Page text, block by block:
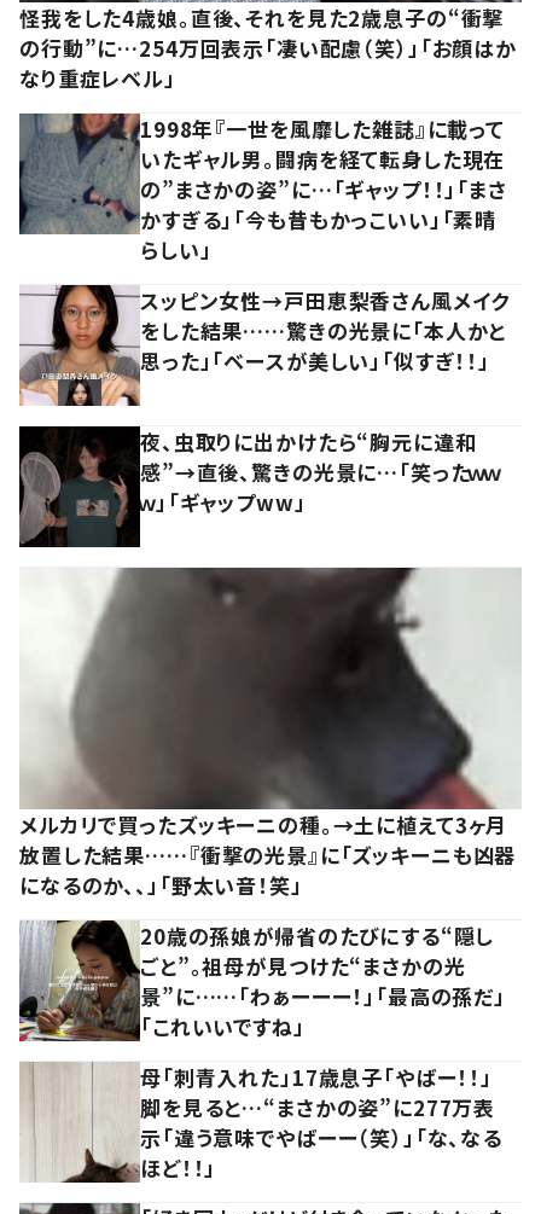
怪我をした4歳娘。直後、それを見た2歳息子の“衝撃
の行動”に…254万回表示「凄い配慮（笑）」「お顔はか
なり重症レベル」
1998年『一世を風靡した雑誌』に載って
いたギャル男。闘病を経て転身した現在
の”まさかの姿”に…「ギャップ！！」「まさ
かすぎる」「今も昔もかっこいい」「素晴
らしい」
スッピン女性→戸田恵梨香さん風メイク
をした結果……驚きの光景に「本人かと
思った」「ベースが美しい」「似すぎ！！」
夜、虫取りに出かけたら“胸元に違和
感”→直後、驚きの光景に…「笑ったｗｗ
ｗ」「ギャップww」
メルカリで買ったズッキーニの種。→土に植えて3ヶ月
放置した結果……『衝撃の光景』に「ズッキーニも凶器
になるのか、、」「野太い音！笑」
20歳の孫娘が帰省のたびにする“隠し
ごと”。祖母が見つけた“まさかの光
景”に……「わぁーーー！」「最高の孫だ」
「これいいですね」
母「刺青入れた」17歳息子「やばー！！」
脚を見ると…“まさかの姿”に277万表
示「違う意味でやばーー（笑）」「な、なる
ほど！！」